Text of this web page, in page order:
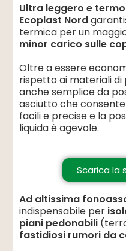
Ultra leggero e
Ecoplast Nord
termica per un
minor carico sulle
Oltre a essere
rispetto ai materiali di
anche semplice da
asciutto che
facili e precise e la
liquida è agevole.
Scarica la
Ad altissima
indispensabile per
piani pedonabili
fastidiosi rumori da